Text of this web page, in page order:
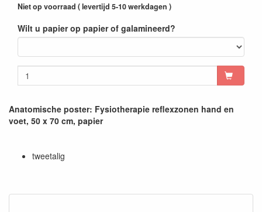
Niet op voorraad ( levertijd 5-10 werkdagen )
Wilt u papier op papier of galamineerd?
Anatomische poster: Fysiotherapie reflexzonen hand en
voet, 50 x 70 cm, papier
tweetalig